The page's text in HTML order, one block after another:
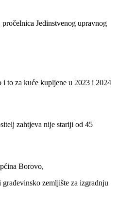
Jedinstvenog upravnog
to za kuće kupljene u 2023 i 2024
zahtjeva nije stariji od 45
Borovo,
zemljište za izgradnju